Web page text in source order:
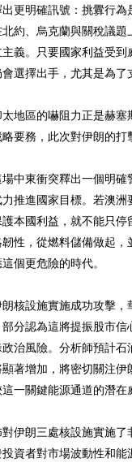
更明確訊號：挑釁行
約、烏克蘭與關稅議
義。只要國家利益受
選擇出手，尤其是為了
地區的嚇阻力正是赫
要務，此次對伊朗的打
中東衝突釋出一個明
力推進國家目標。若澳
本國利益，就不能只
性，從燃料儲備做起
個更危險的時代。
朗核設施實施成功攻擊
分認為這將提振股市
治風險。分析師預計
著增加，將密切關注
一關鍵能源通道的潛在
對伊朗三處核設施實施
資者對市場波動性和